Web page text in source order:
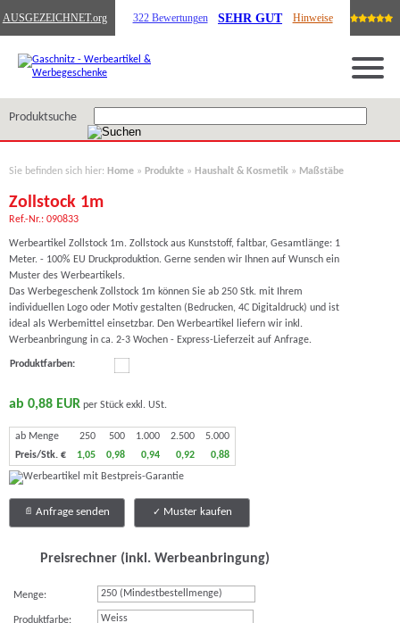
AUSGEZEICHNET.org 322 Bewertungen SEHR GUT Hinweise
Produktsuche
Sie befinden sich hier: Home » Produkte » Haushalt & Kosmetik » Maßstäbe
Zollstock 1m
Ref.-Nr.: 090833
Werbeartikel Zollstock 1m. Zollstock aus Kunststoff, faltbar, Gesamtlänge: 1
Meter. - 100% EU Druckproduktion. Gerne senden wir Ihnen auf Wunsch ein
Muster des Werbeartikels.
Das Werbegeschenk Zollstock 1m können Sie ab 250 Stk. mit Ihrem
individuellen Logo oder Motiv gestalten (Bedrucken, 4C Digitaldruck) und ist
ideal als Werbemittel einsetzbar. Den Werbeartikel liefern wir inkl.
Werbeanbringung in ca. 2-3 Wochen - Express-Lieferzeit auf Anfrage.
Produktfarben:
ab 0,88 EUR per Stück exkl. USt.
ab Menge 250 500 1.000 2.500
5.000
Preis/Stk. €
1,05 0,98 0,94 0,92 0,88
Anfrage senden Muster kaufen
Preisrechner (inkl. Werbeanbringung)
Menge:
Produktfarbe: Weiss